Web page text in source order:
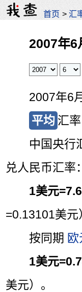
首页 >汇
2007年6
2007年6
平均 汇率
中国央行
兑人民币汇率：
1美元=
=0.13101美元
按同期 欧
1美元
美元）。